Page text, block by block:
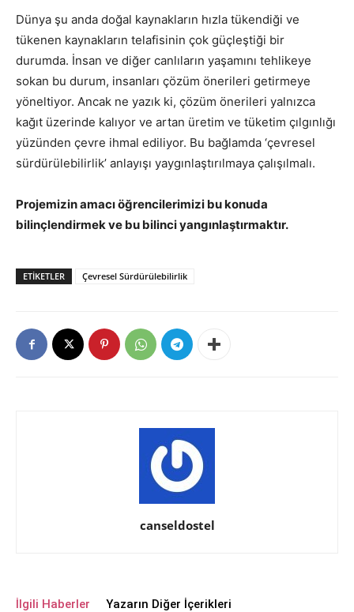
Dünya şu anda doğal kaynakların hızla tükendiği ve
tükenen kaynakların telafisinin çok güçleştiği bir
durumda. İnsan ve diğer canlıların yaşamını tehlikeye
sokan bu durum, insanları çözüm önerileri getirmeye
yöneltiyor. Ancak ne yazık ki, çözüm önerileri yalnızca
kağıt üzerinde kalıyor ve artan üretim ve tüketim çılgınlığı
yüzünden çevre ihmal ediliyor. Bu bağlamda ‘çevresel
sürdürülebilirlik’ anlayışı yaygınlaştırılmaya çalışılmalı.
Projemizin amacı öğrencilerimizi bu konuda
bilinçlendirmek ve bu bilinci yangınlaştırmaktır.
ETIKETLER Çevresel Sürdürülebilirlik
canseldostel
İlgili Haberler Yazarın Diğer İçerikleri